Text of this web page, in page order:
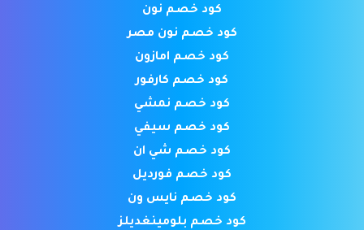
كود خصم نون
كود خصم نون مصر
كود خصم امازون
كود خصم كارفور
كود خصم نمشي
كود خصم سيفي
كود خصم شي ان
كود خصم فورديل
كود خصم نايس ون
كود خصم بلومينغديلز